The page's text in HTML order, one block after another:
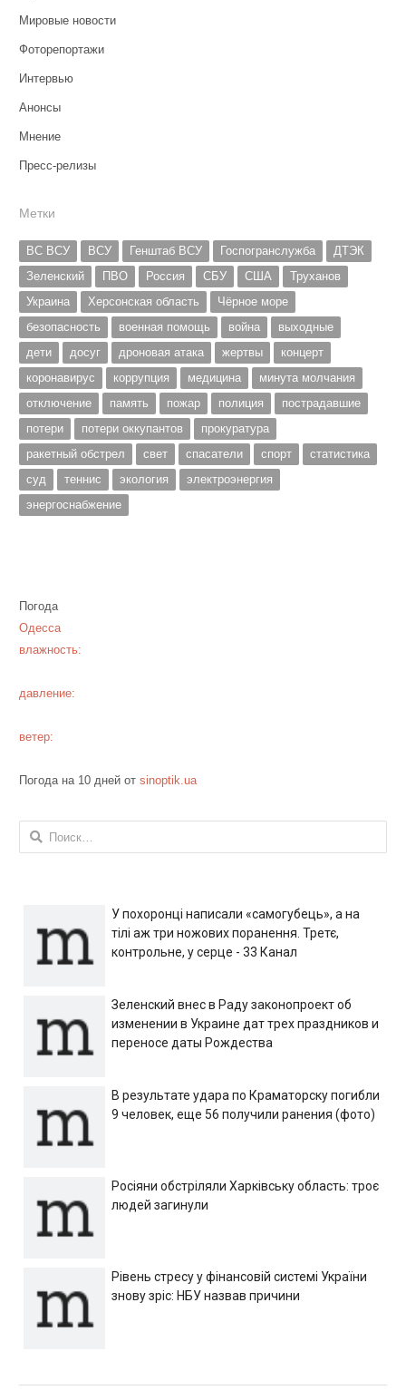
Мировые новости
Фоторепортажи
Интервью
Анонсы
Мнение
Пресс-релизы
Метки
ВС ВСУ ВСУ Генштаб ВСУ Госпогранслужба
ДТЭК
Зеленский
ПВО Россия СБУ США
Труханов
Украина
Херсонская область
Чёрное море
безопасность
военная помощь война
выходные
дети
досуг дроновая атака жертвы
концерт
коронавирус
коррупция медицина
минута молчания
отключение
память пожар полиция
пострадавшие
потери
потери оккупантов
прокуратура
ракетный обстрел
свет спасатели спорт
статистика
суд
теннис экология
электроэнергия
энергоснабжение
Погода
Одесса
влажность:
давление:
ветер:
Погода на 10 дней от sinoptik.ua
Найти:
У похоронці написали «самогубець», а на
тілі аж три ножових поранення. Третє,
контрольне, у серце - 33 Канал
Зеленский внес в Раду законопроект об
изменении в Украине дат трех праздников и
переносе даты Рождества
В результате удара по Краматорску погибли
9 человек, еще 56 получили ранения (фото)
Росіяни обстріляли Харківську область: троє
людей загинули
Рівень стресу у фінансовій системі України
знову зріс: НБУ назвав причини